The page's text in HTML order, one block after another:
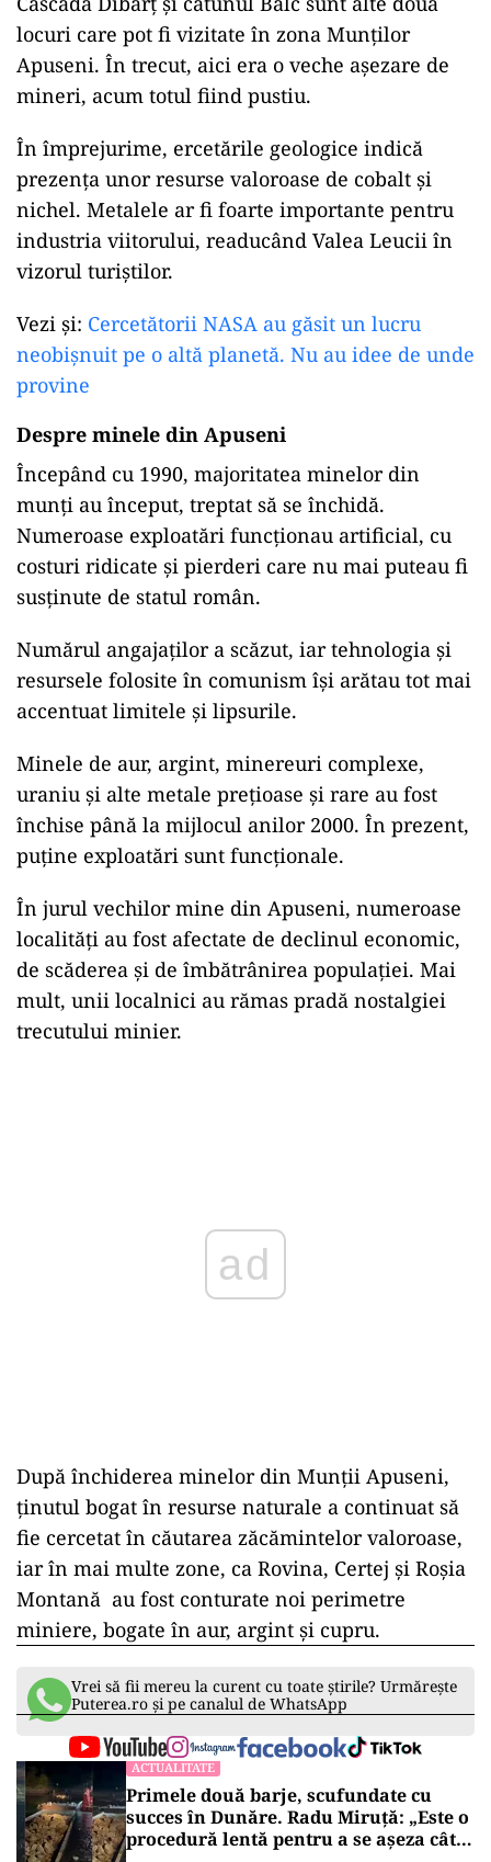
locuri care pot fi vizitate în zona Munților
Apuseni. În trecut, aici era o veche așezare de
mineri, acum totul fiind pustiu.
În împrejurime, ercetările geologice indică
prezența unor resurse valoroase de cobalt și
nichel. Metalele ar fi foarte importante pentru
industria viitorului, readucând Valea Leucii în
vizorul turiștilor.
Vezi și: Cercetătorii NASA au găsit un lucru
neobișnuit pe o altă planetă. Nu au idee de unde
provine
Despre minele din Apuseni
Începând cu 1990, majoritatea minelor din
munți au început, treptat să se închidă.
Numeroase exploatări funcționau artificial, cu
costuri ridicate și pierderi care nu mai puteau fi
susținute de statul român.
Numărul angajaților a scăzut, iar tehnologia și
resursele folosite în comunism își arătau tot mai
accentuat limitele și lipsurile.
Minele de aur, argint, minereuri complexe,
uraniu și alte metale prețioase și rare au fost
închise până la mijlocul anilor 2000. În prezent,
puține exploatări sunt funcționale.
În jurul vechilor mine din Apuseni, numeroase
localități au fost afectate de declinul economic,
de scăderea și de îmbătrânirea populației. Mai
mult, unii localnici au rămas pradă nostalgiei
trecutului minier.
ad
După închiderea minelor din Munții Apuseni,
ținutul bogat în resurse naturale a continuat să
fie cercetat în căutarea zăcămintelor valoroase,
iar în mai multe zone, ca Rovina, Certej și Roșia
Montană au fost conturate noi perimetre
miniere, bogate în aur, argint și cupru.
Vrei să fii mereu la curent cu toate știrile? Urmărește
Puterea.ro și pe canalul de WhatsApp
ACTUALITATE
Primele două barje, scufundate cu
succes în Dunăre. Radu Miruță: „Este o
procedură lentă pentru a se așeza cât